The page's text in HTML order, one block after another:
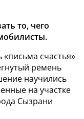
то, чего
«письма счастья»
ремень
научились
на участке
Сызрани